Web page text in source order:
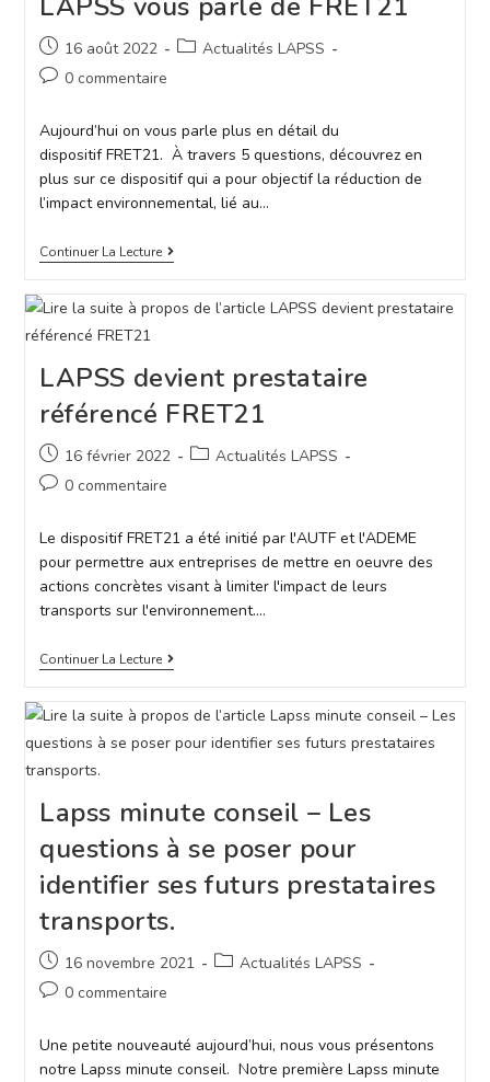
16 août 2022
Actualités LAPSS
0 commentaire
Aujourd’hui on vous parle plus en détail du
dispositif FRET21. À travers 5 questions, découvrez en
plus sur ce dispositif qui a pour objectif la réduction de
l’impact environnemental, lié au…
Continuer La Lecture
LAPSS devient prestataire
référencé FRET21
16 février 2022
Actualités LAPSS
0 commentaire
Le dispositif FRET21 a été initié par l'AUTF et l'ADEME
pour permettre aux entreprises de mettre en oeuvre des
actions concrètes visant à limiter l'impact de leurs
transports sur l'environnement.…
Continuer La Lecture
Lapss minute conseil – Les
questions à se poser pour
identifier ses futurs prestataires
transports.
16 novembre 2021
Actualités LAPSS
0 commentaire
Une petite nouveauté aujourd’hui, nous vous présentons
notre Lapss minute conseil. Notre première Lapss minute